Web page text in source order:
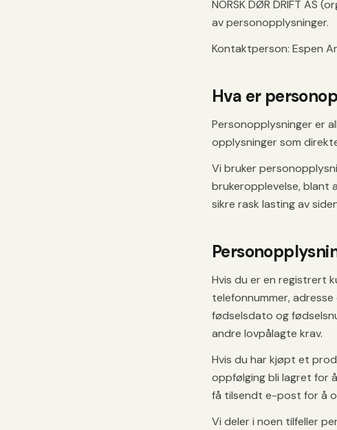
NORSK DØR DRIFT AS
av personopplysninger.
Kontaktperson: Espen
Hva er
Personopplysninger er
opplysninger som
Vi bruker
brukeropplevelse, blant
sikre rask lasting av
Hvis du er en registrert
telefonnummer,
fødselsdato og
andre lovpålagte krav.
Hvis du har kjøpt et
oppfølging bli lagret for
få tilsendt e-post for å
Vi deler i noen tilfeller